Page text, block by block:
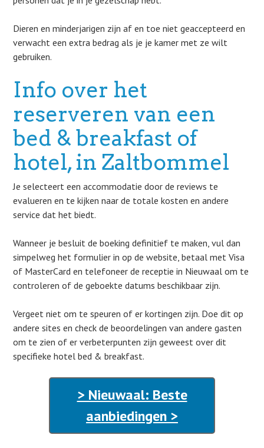
Dieren en minderjarigen zijn af en toe niet geaccepteerd en
verwacht een extra bedrag als je je kamer met ze wilt
gebruiken.
Info over het
reserveren van een
bed & breakfast of
hotel, in Zaltbommel
Je selecteert een accommodatie door de reviews te
evalueren en te kijken naar de totale kosten en andere
service dat het biedt.
Wanneer je besluit de boeking definitief te maken, vul dan
simpelweg het formulier in op de website, betaal met Visa
of MasterCard en telefoneer de receptie in Nieuwaal om te
controleren of de geboekte datums beschikbaar zijn.
Vergeet niet om te speuren of er kortingen zijn. Doe dit op
andere sites en check de beoordelingen van andere gasten
om te zien of er verbeterpunten zijn geweest over dit
specifieke hotel bed & breakfast.
> Nieuwaal: Beste
aanbiedingen >